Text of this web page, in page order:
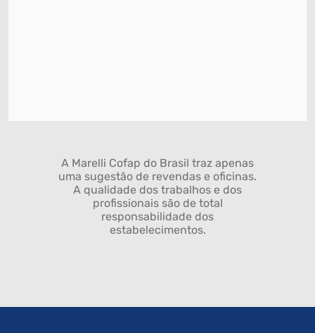
A Marelli Cofap do Brasil traz apenas
uma sugestão de revendas e oficinas.
A qualidade dos trabalhos e dos
profissionais são de total
responsabilidade dos
estabelecimentos.